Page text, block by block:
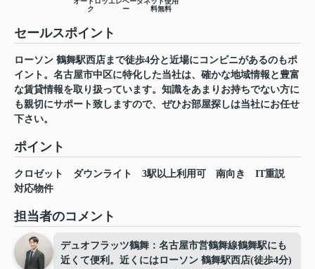
ク
ー
料無料
セールスポイント
ローソン 鶴舞駅西店まで徒歩4分と近場にコンビニがあるのもポ
イント。名古屋市中区に特化した当社は、確かな地域情報と豊富
な賃貸情報を取り扱っています。知識をあまりお持ちでない方に
も親切にサポート致しますので、ぜひお部屋探しは当社にお任せ
下さい。
ポイント
クロゼット ダウンライト 3駅以上利用可 南向き
IT重説
対応物件
担当者のコメント
デュオフラッツ鶴舞：名古屋市営鶴舞線鶴舞駅にも
近くて便利。近くにはローソン 鶴舞駅西店(徒歩4分)